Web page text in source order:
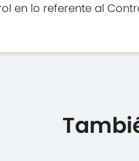
en lo referente al